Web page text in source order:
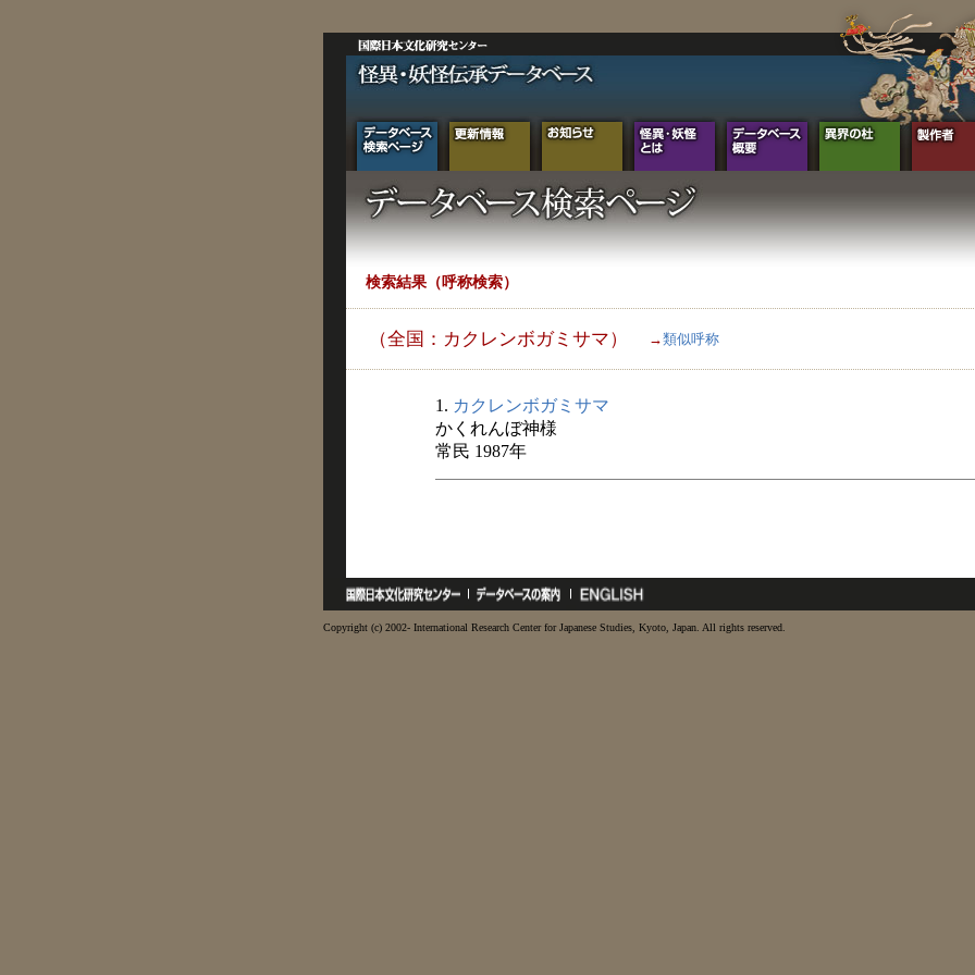
検索結果（呼称検索）
（全国：カクレンボガミサマ） →類似呼称
1. カクレンボガミサマ
かくれんぼ神様
常民 1987年
Copyright (c) 2002- International Research Center for Japanese Studies, Kyoto, Japan. All rights reserved.